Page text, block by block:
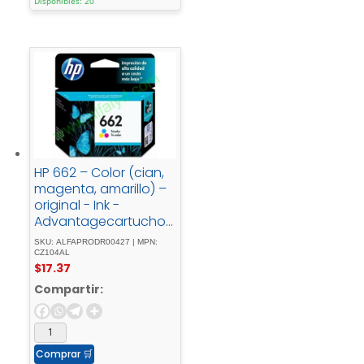
HP 662 – Color (cian,
magenta, amarillo) –
original - Ink -
Advantagecartucho -
de - tintapara -
Deskjet - 1516, - Ink -
Advantage - 15XX, -
Ink - Advantage -
35XX, - Ink -
Advantage - 4645
SKU: ALFAPRODR00427 | MPN:
CZ104AL
$17.37
Compartir:
Comprar 🛒